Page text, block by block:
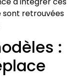
sont retrouvées
: